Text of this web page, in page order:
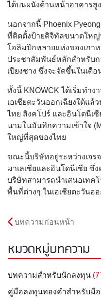
ได้บนผนังด้านหน้าอาคารสูง
นอกจากนี้ Phoenix
ที่ติดตั้งป้ายดิจิทัลขนาดให
โอลิมปิกหลายแห่งของเกา
ประชาสัมพันธ์หลักสำหรับ
เปียงชาง ซึ่งจะจัดขึ้นในเดื
ทั้งนี้ KNOWCK ได้เริ่มทำ
เอเชียตะวันออกเฉียงใต้แล้
ไทย สิงคโปร์ และอินโดนีเ
นามในบันทึกความเข้าใจ
ใหญ่ที่สุดของไทย
ขณะนี้บริษัทอยู่ระหว่างเจ
มาเลเซียและอินโดนีเซีย ซึ่
บริษัทสามารถนำเสนอเทคโ
พื้นที่ต่างๆ ในเอเชียตะวันอ
บทความก่อนหน้า
หมวดหมู่บทความ
บทความสำหรับนักลงทุน
คู่มือลงทุนทองคำสำหรับมื